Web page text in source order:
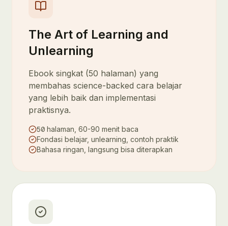
The Art of Learning and
Unlearning
Ebook singkat (50 halaman) yang
membahas science-backed cara belajar
yang lebih baik dan implementasi
praktisnya.
50 halaman, 60-90 menit baca
Fondasi belajar, unlearning, contoh praktik
Bahasa ringan, langsung bisa diterapkan